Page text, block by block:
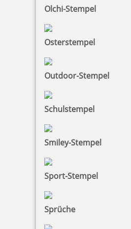
Olchi-Stempel
Osterstempel
Outdoor-Stempel
Schulstempel
Smiley-Stempel
Sport-Stempel
Sprüche
Motivstempel
Jetzt gestalten
Holzstempel Motiv Du